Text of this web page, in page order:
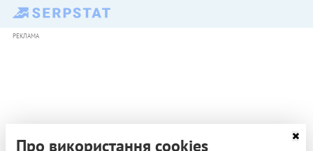
РЕКЛАМА
Про використання cookies